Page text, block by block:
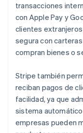
transacciones
con Apple Pay y
clientes
segura con
compran bienes o
Stripe también
reciban pagos de
facilidad, ya que
sistema
empresas pueden